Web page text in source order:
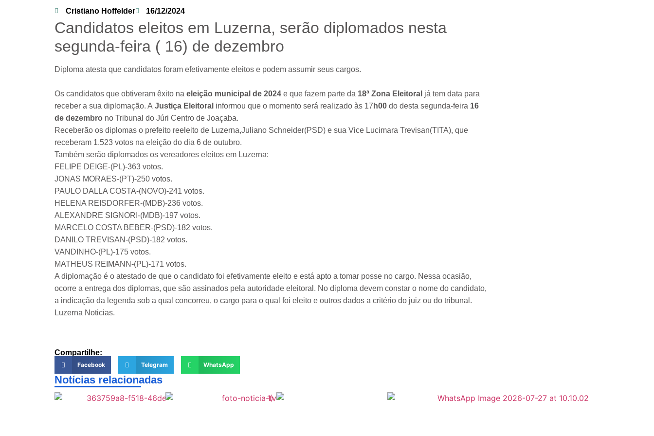
Cristiano Hoffelder 16/12/2024
Candidatos eleitos em Luzerna, serão diplomados nesta
segunda-feira ( 16) de dezembro
Diploma atesta que candidatos foram efetivamente eleitos e podem assumir seus cargos.
Os candidatos que obtiveram êxito na eleição municipal de 2024 e que fazem parte da 18ª Zona Eleitoral já tem data para
receber a sua diplomação. A Justiça Eleitoral informou que o momento será realizado às 17 h00 do desta segunda-feira 16
de dezembro no Tribunal do Júri Centro de Joaçaba.
Receberão os diplomas o prefeito reeleito de Luzerna,Juliano Schneider(PSD) e sua Vice Lucimara Trevisan(TITA), que
receberam 1.523 votos na eleição do dia 6 de outubro.
Também serão diplomados os vereadores eleitos em Luzerna:
FELIPE DEIGE-(PL)-363 votos.
JONAS MORAES-(PT)-250 votos.
PAULO DALLA COSTA-(NOVO)-241 votos.
HELENA REISDORFER-(MDB)-236 votos.
ALEXANDRE SIGNORI-(MDB)-197 votos.
MARCELO COSTA BEBER-(PSD)-182 votos.
DANILO TREVISAN-(PSD)-182 votos.
VANDINHO-(PL)-175 votos.
MATHEUS REIMANN-(PL)-171 votos.
A diplomação é o atestado de que o candidato foi efetivamente eleito e está apto a tomar posse no cargo. Nessa ocasião,
ocorre a entrega dos diplomas, que são assinados pela autoridade eleitoral. No diploma devem constar o nome do candidato,
a indicação da legenda sob a qual concorreu, o cargo para o qual foi eleito e outros dados a critério do juiz ou do tribunal.
Luzerna Noticias.
Compartilhe:
Facebook Telegram WhatsApp
Notícias relacionadas